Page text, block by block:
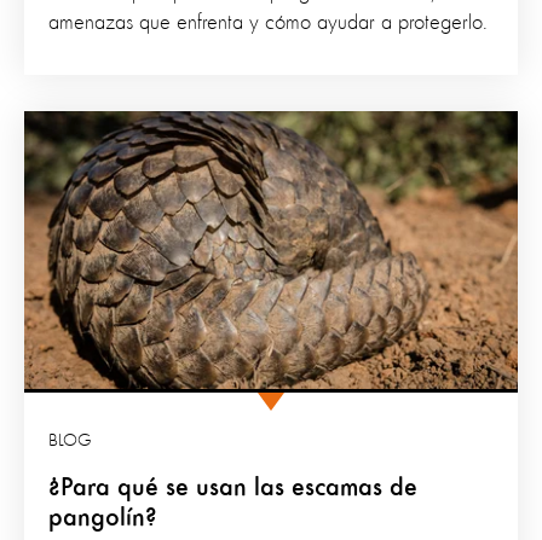
amenazas que enfrenta y cómo ayudar a protegerlo.
¿Para qué se usan las escamas de
pangolín?
BLOG